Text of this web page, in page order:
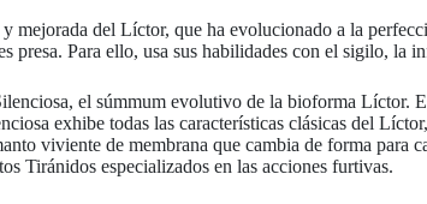
mejorada del Líctor, que ha evolucionado a la
presa. Para ello, usa sus habilidades con el sigilo,
el súmmum evolutivo de la bioforma Líctor.
exhibe todas las características clásicas del
viviente de membrana que cambia de forma
Tiránidos especializados en las acciones furtivas.